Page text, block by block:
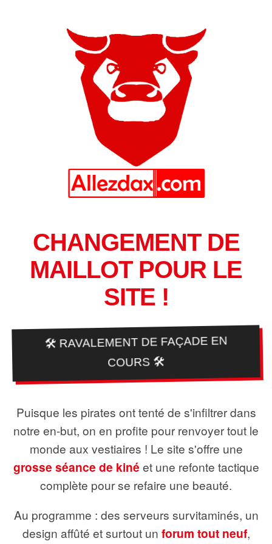
CHANGEMENT DE
MAILLOT POUR LE
SITE !
🛠️ RAVALEMENT DE FAÇADE EN
COURS 🛠️
Puisque les pirates ont tenté de s'infiltrer dans
notre en-but, on en profite pour renvoyer tout le
monde aux vestiaires ! Le site s'offre une
grosse séance de kiné et une refonte tactique
complète pour se refaire une beauté.
Au programme : des serveurs survitaminés, un
design affûté et surtout un forum tout neuf,